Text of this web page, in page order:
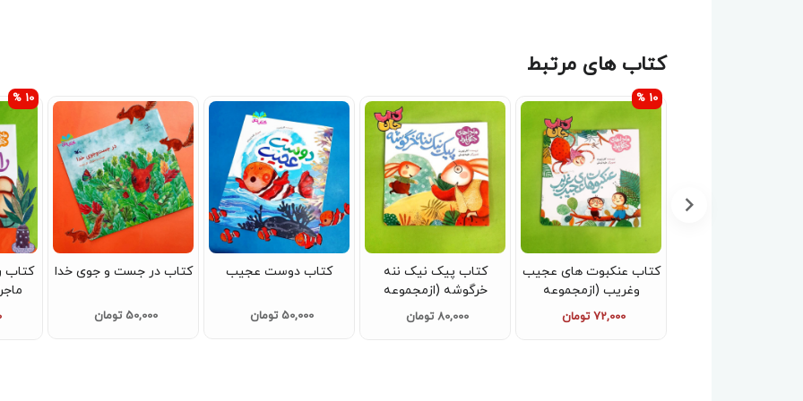
کتاب های مرتبط
کتاب عنکبوت های عجیب
وغریب (ازمجموعه
ماجراهای جنگل بلوط)
72,000 تومان
10 %
کتاب پیک نیک ننه
خرگوشه (ازمجموعه
ماجراهای جنگل بلوط)
80,000 تومان
کتاب دوست عجیب
50,000 تومان
کتاب در جست و جوی خدا
50,000 تومان
10 %